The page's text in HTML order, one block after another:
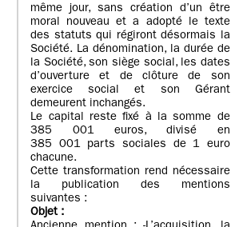
même jour, sans création d’un être
moral nouveau et a adopté le texte
des statuts qui régiront désormais la
Société. La dénomination, la durée de
la Société, son siège social, les dates
d’ouverture et de clôture de son
exercice social et son Gérant
demeurent inchangés.
Le capital reste fixé à la somme de
385 001 euros, divisé en
385 001 parts sociales de 1 euro
chacune.
Cette transformation rend nécessaire
la publication des mentions
suivantes :
Objet :